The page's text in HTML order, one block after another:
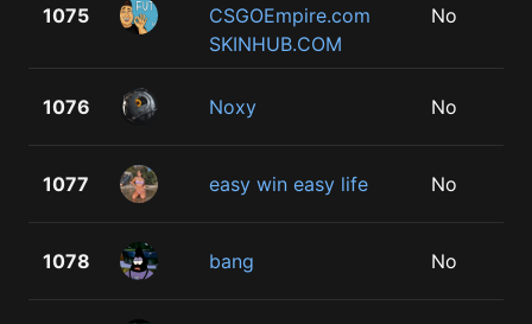
1075
CSGOEmpire.com
SKINHUB.COM
No
1076 Noxy No
1077 easy win easy life No
1078 bang No